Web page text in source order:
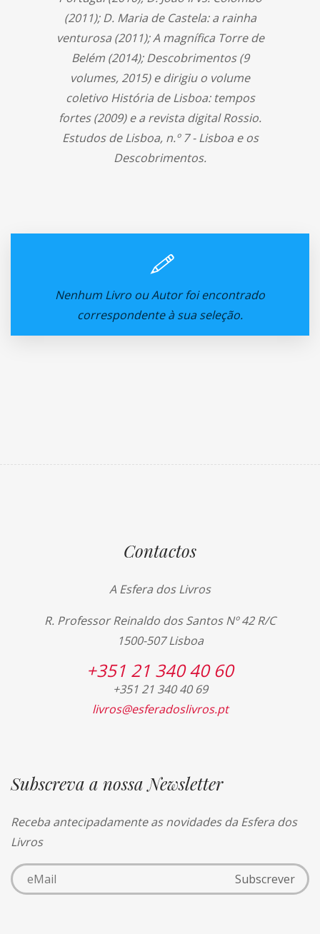
(2011); D. Maria de Castela: a rainha
venturosa (2011); A magnífica Torre de
Belém (2014); Descobrimentos (9
volumes, 2015) e dirigiu o volume
coletivo História de Lisboa: tempos
fortes (2009) e a revista digital Rossio.
Estudos de Lisboa, n.º 7 - Lisboa e os
Descobrimentos.
Nenhum Livro ou Autor foi encontrado
correspondente à sua seleção.
Contactos
A Esfera dos Livros
R. Professor Reinaldo dos Santos Nº 42 R/C
1500-507 Lisboa
+351 21 340 40 60
+351 21 340 40 69
livros@esferadoslivros.pt
Subscreva a nossa Newsletter
Receba antecipadamente as novidades da Esfera dos
Livros